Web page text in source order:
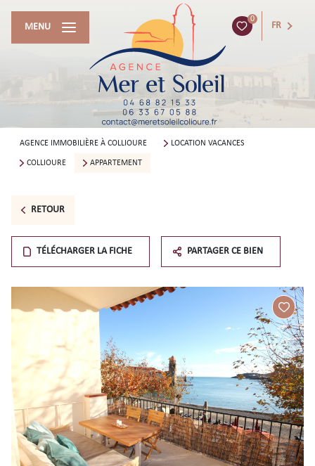
0
FR
MENU
AGENCE IMMOBILIÈRE À COLLIOURE LOCATION VACANCES
COLLIOURE APPARTEMENT
RETOUR
TÉLÉCHARGER LA FICHE PARTAGER CE BIEN